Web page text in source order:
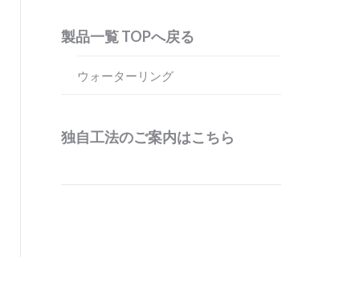
製品一覧 TOPへ戻る
ウォーターリング
独自工法のご案内はこちら